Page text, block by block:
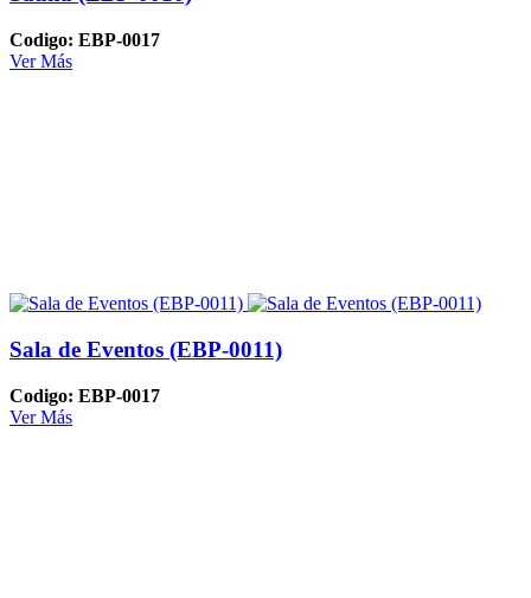
Codigo: EBP-0017
Ver Más
Sala de Eventos (EBP-0011)
Codigo: EBP-0017
Ver Más